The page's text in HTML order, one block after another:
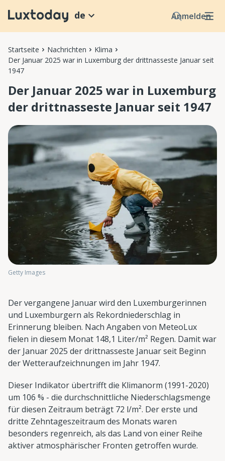
Anmelden
de
Startseite Nachrichten
Klima
Der Januar 2025 war in Luxemburg der drittnasseste Januar seit
1947
Der Januar 2025 war in Luxemburg
der drittnasseste Januar seit 1947
Getty Images
Der vergangene Januar wird den Luxemburgerinnen
und Luxemburgern als Rekordniederschlag in
Erinnerung bleiben. Nach Angaben von MeteoLux
fielen in diesem Monat 148,1 Liter/m² Regen. Damit war
der Januar 2025 der drittnasseste Januar seit Beginn
der Wetteraufzeichnungen im Jahr 1947.
Dieser Indikator übertrifft die Klimanorm (1991-2020)
um 106 % - die durchschnittliche Niederschlagsmenge
für diesen Zeitraum beträgt 72 l/m². Der erste und
dritte Zehntageszeitraum des Monats waren
besonders regenreich, als das Land von einer Reihe
aktiver atmosphärischer Fronten getroffen wurde.